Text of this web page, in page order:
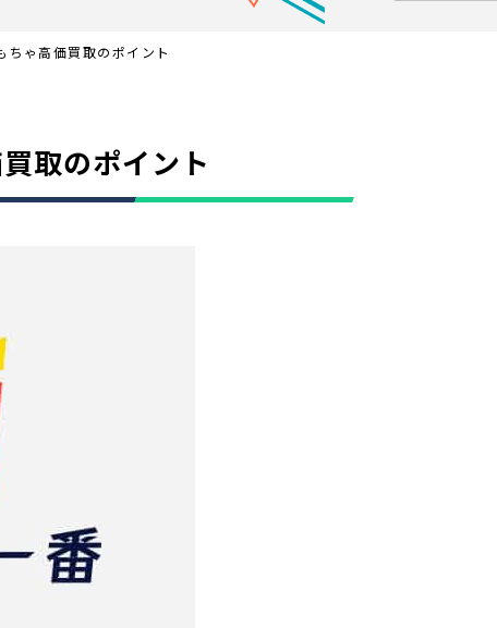
ちゃ高価買取のポイント
取のポイント